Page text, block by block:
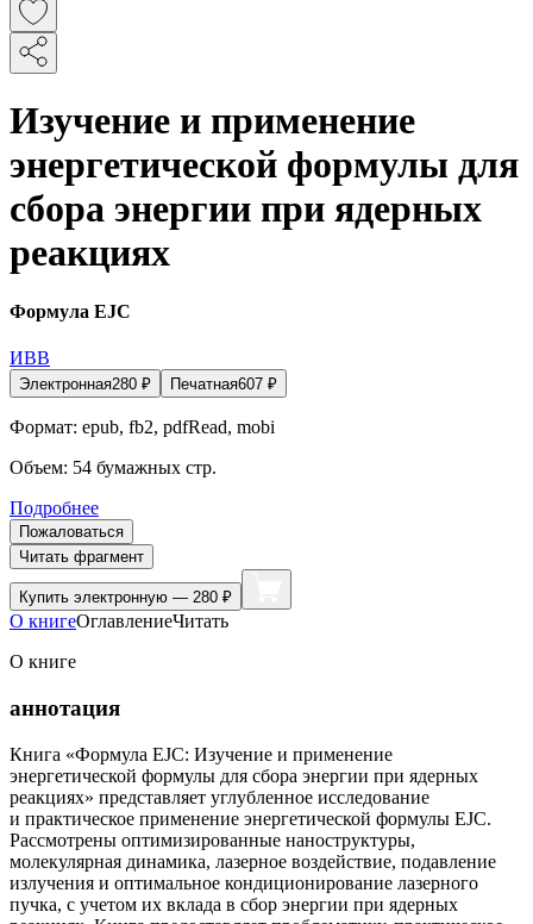
Изучение и применение
энергетической формулы для
сбора энергии при ядерных
реакциях
Формула EJC
ИВВ
Электронная280 ₽ Печатная607 ₽
Формат: epub, fb2, pdfRead, mobi
Объем: 54 бумажных стр.
Подробнее
Пожаловаться
Читать фрагмент
Купить электронную — 280 ₽
О книгеОглавлениеЧитать
О книге
аннотация
Книга «Формула EJC: Изучение и применение
энергетической формулы для сбора энергии при ядерных
реакциях» представляет углубленное исследование
и практическое применение энергетической формулы EJC.
Рассмотрены оптимизированные наноструктуры,
молекулярная динамика, лазерное воздействие, подавление
излучения и оптимальное кондиционирование лазерного
пучка, с учетом их вклада в сбор энергии при ядерных